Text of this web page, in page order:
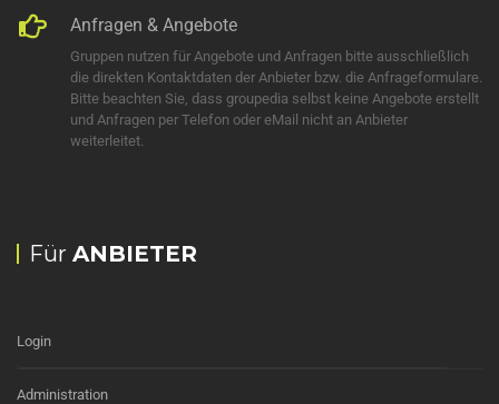
Anfragen & Angebote
Gruppen nutzen für Angebote und Anfragen bitte ausschließlich
die direkten Kontaktdaten der Anbieter bzw. die Anfrageformulare.
Bitte beachten Sie, dass groupedia selbst keine Angebote erstellt
und Anfragen per Telefon oder eMail nicht an Anbieter
weiterleitet.
Für ANBIETER
Login
Administration